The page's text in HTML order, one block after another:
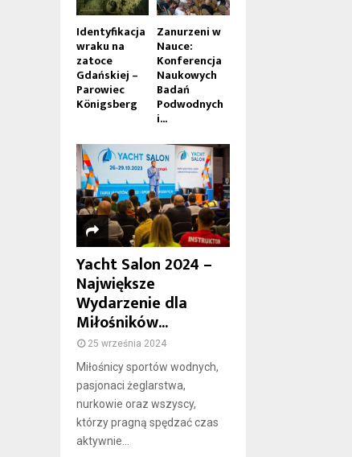
Identyfikacja
wraku na
zatoce
Gdańskiej –
Parowiec
Königsberg
Zanurzeni w
Nauce:
Konferencja
Naukowych
Badań
Podwodnych
i...
Yacht Salon 2024 –
Największe
Wydarzenie dla
Miłośników...
25 września 2024
Miłośnicy sportów wodnych,
pasjonaci żeglarstwa,
nurkowie oraz wszyscy,
którzy pragną spędzać czas
aktywnie...